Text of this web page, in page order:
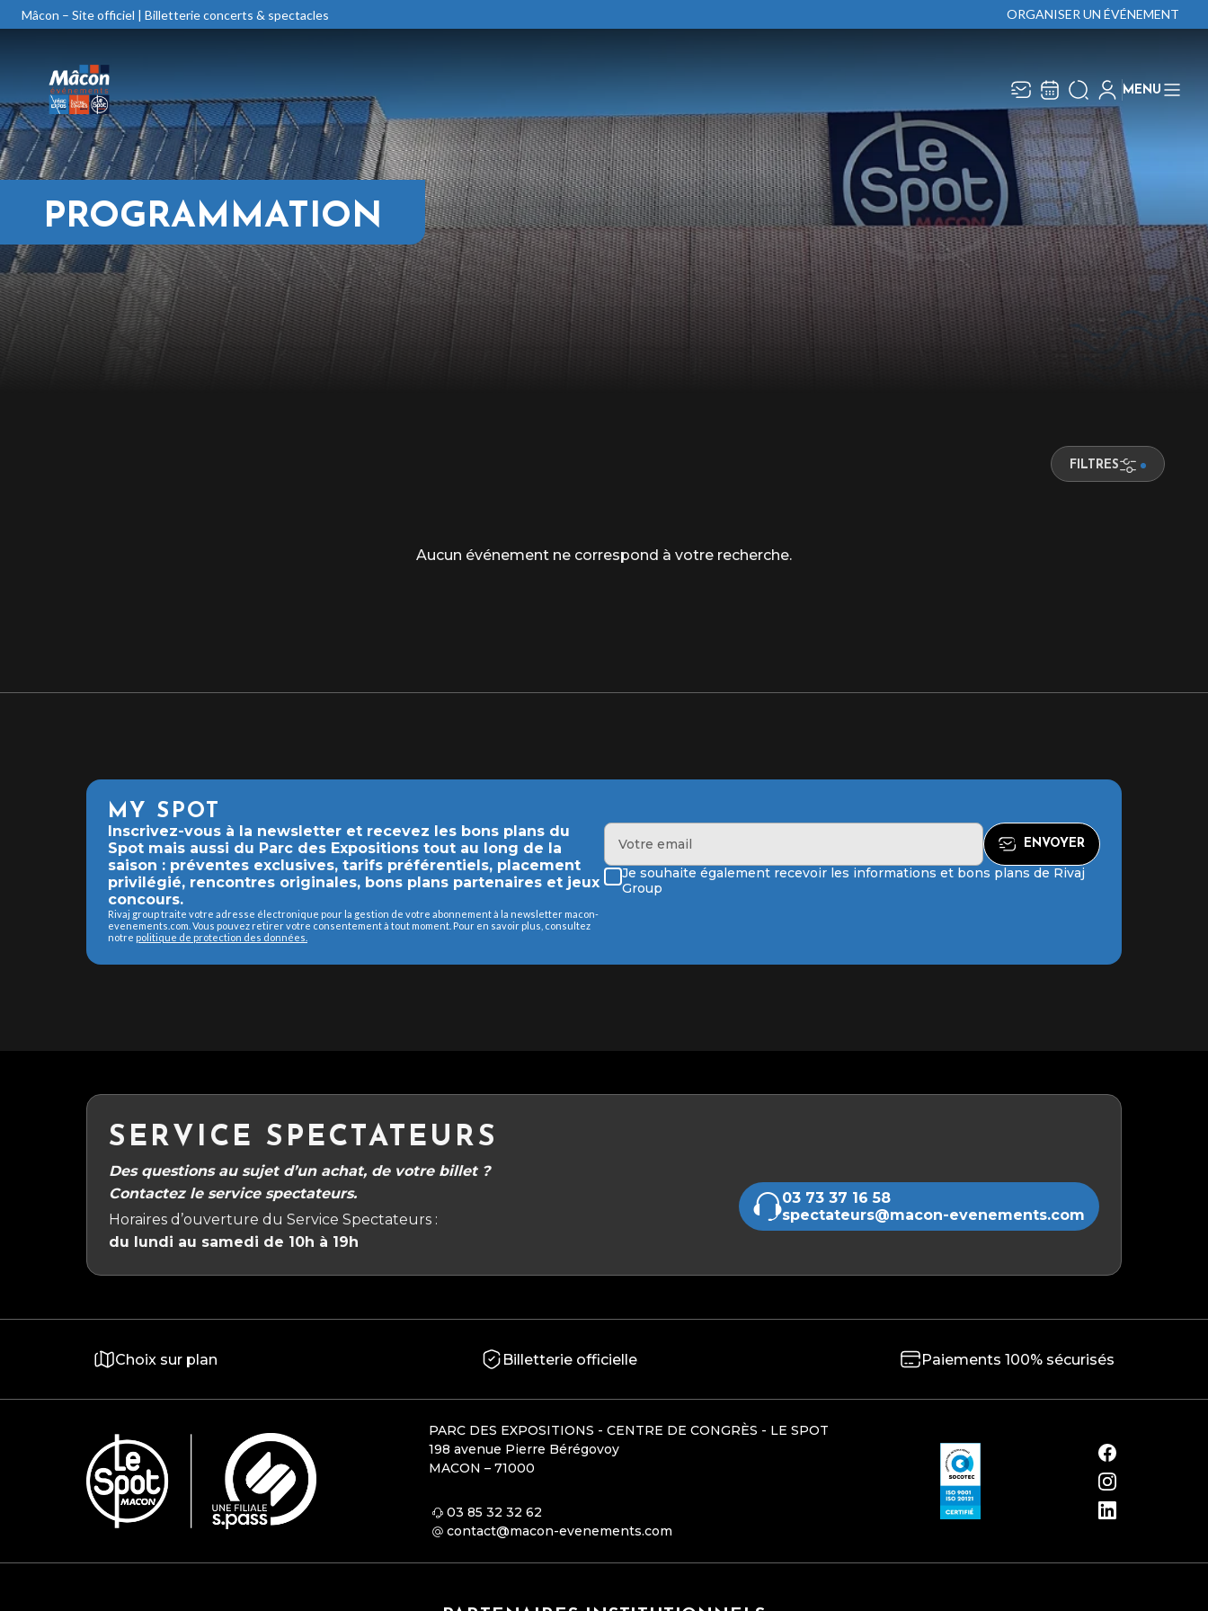
Mâcon – Site officiel | Billetterie concerts & spectacles ORGANISER UN ÉVÉNEMENT
Fermer
Recevez toute l’actualité en
vous abonnant à notre
newsletter :
ENVOYER
Rivaj Group traite votre adresse électronique pour
la gestion de votre abonnement à la newsletter de
Mâcon Événements . Vous pouvez retirer votre
consentement à tout moment. Pour en savoir plus,
consultez notre politique de protection des
MENU
PROGRAMMATION
FILTRES
Aucun événement ne correspond à votre recherche.
MY SPOT
Inscrivez-vous à la newsletter et recevez les bons plans du
Spot mais aussi du Parc des Expositions tout au long de la
saison : préventes exclusives, tarifs préférentiels, placement
privilégié, rencontres originales, bons plans partenaires et jeux
concours.
Rivaj group traite votre adresse électronique pour la gestion de votre abonnement à la newsletter macon-
evenements.com. Vous pouvez retirer votre consentement à tout moment. Pour en savoir plus, consultez
notre politique de protection des données.
Je souhaite également recevoir les informations et bons plans de Rivaj
Group
SERVICE SPECTATEURS
Des questions au sujet d’un achat, de votre billet ?
Contactez le service spectateurs.
Horaires d’ouverture du Service Spectateurs :
du lundi au samedi de 10h à 19h
03 73 37 16 58
spectateurs@macon-evenements.com
Choix sur plan Billetterie officielle Paiements 100% sécurisés
PARC DES EXPOSITIONS - CENTRE DE CONGRÈS - LE SPOT
198 avenue Pierre Bérégovoy
MACON – 71000
03 85 32 32 62
contact@macon-evenements.com